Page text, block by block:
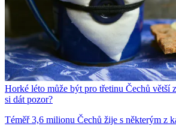
Horké léto může být pro třetinu Čechů větší
si dát pozor?
Téměř 3,6 milionu Čechů žije s některým z